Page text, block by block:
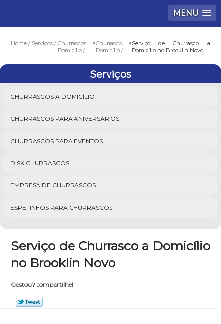
MENU
Home Serviços
Churrascos a
Domicílio
Churrasco a
Domicílio
Serviço de Churrasco a
Domicílio no Brooklin Novo
Serviços
CHURRASCOS A DOMICÍLIO
CHURRASCOS PARA ANIVERSÁRIOS
CHURRASCOS PARA EVENTOS
DISK CHURRASCOS
EMPRESA DE CHURRASCOS
ESPETINHOS PARA CHURRASCOS
Serviço de Churrasco a Domicílio
no Brooklin Novo
Gostou? compartilhe!